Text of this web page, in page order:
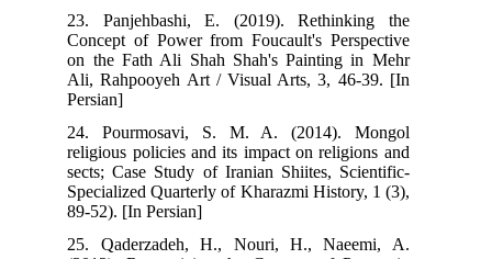
23. Panjehbashi, E. (2019). Rethinking the
Concept of Power from Foucault's Perspective
on the Fath Ali Shah Shah's Painting in Mehr
Ali, Rahpooyeh Art / Visual Arts, 3, 46-39. [In
24. Pourmosavi, S. M. A. (2014). Mongol
religious policies and its impact on religions and
sects; Case Study of Iranian Shiites, Scientific-
Specialized Quarterly of Kharazmi History, 1 (3),
89-52). [In Persian]
25. Qaderzadeh, H., Nouri, H., Naeemi, A.